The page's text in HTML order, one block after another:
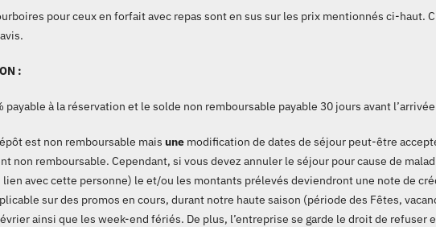
pour ceux en forfait avec repas sont en sus sur les prix mentionnés ci-haut.
:
à la réservation et le solde non remboursable payable 30 jours avant
est non remboursable mais unemodification de dates de séjour peut-être
non remboursable. Cependant, si vous devez annuler le séjour pour cause de
avec cette personne) le et/ou les montants prélevés deviendront une note de
sur des promos en cours, durant notre haute saison (période des Fêtes,
ainsi que les week-end fériés. De plus, l’entreprise se garde le droit de refuser